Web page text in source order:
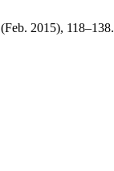
2015), 118–138.